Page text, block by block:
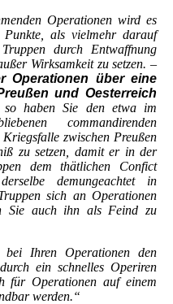
Operationen wird es
Punkte, als vielmehr darauf
durch Entwaffnung
Wirksamkeit zu setzen. –
Operationen über eine
und Oesterreich
, so haben Sie den etwa im
commandirenden
zwischen Preußen
zu setzen, damit er in der
dem thätlichen Confict
demungeachtet in
sich an Operationen
Sie auch ihn als Feind zu
bei Ihren Operationen den
ein schnelles Operiren
für Operationen auf einem
werden.“